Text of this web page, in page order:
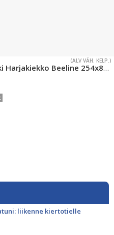
(ALV VÄH. KELP.)
Muu merkki Harjakiekko Beeline 254x800 2,5 4N
liikenne kiertotielle